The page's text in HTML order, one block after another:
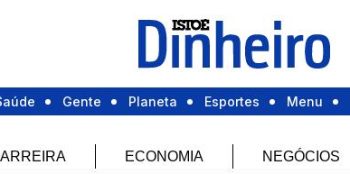
Gente Planeta Esportes Menu
ECONOMIA NEGÓCIOS